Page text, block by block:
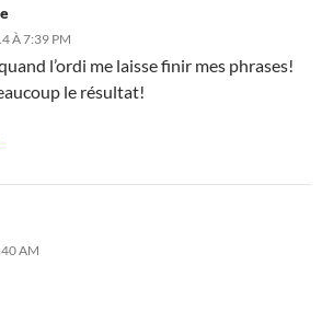
À 7:39 PM
l’ordi me laisse finir mes phrases!
le résultat!
AM